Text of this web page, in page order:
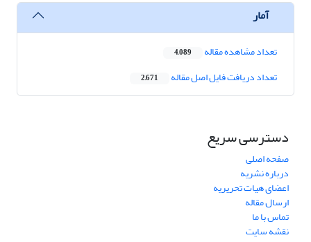
آمار
تعداد مشاهده مقاله 4,089
تعداد دریافت فایل اصل مقاله 2,671
دسترسی سریع
صفحه اصلی
درباره نشریه
اعضای هیات تحریریه
ارسال مقاله
تماس با ما
نقشه سایت